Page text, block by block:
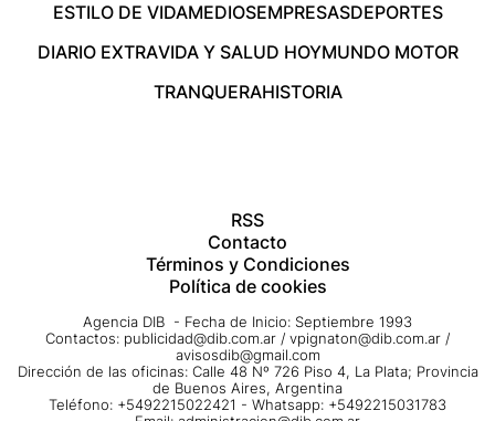
ESTILO DE VIDAMEDIOSEMPRESASDEPORTES
DIARIO EXTRAVIDA Y SALUD HOYMUNDO MOTOR
TRANQUERAHISTORIA
RSS
Contacto
Términos y Condiciones
Política de cookies
Agencia DIB - Fecha de Inicio: Septiembre 1993
Contactos: publicidad@dib.com.ar / vpignaton@dib.com.ar /
avisosdib@gmail.com
Dirección de las oficinas: Calle 48 Nº 726 Piso 4, La Plata; Provincia
de Buenos Aires, Argentina
Teléfono: +5492215022421 - Whatsapp: +5492215031783